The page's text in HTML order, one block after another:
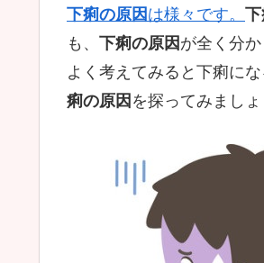
下痢の原因 は様々です。 下
も、 下痢の原因 が全く分か
よく考えてみると下痢に
痢の原因 を探ってみましょ